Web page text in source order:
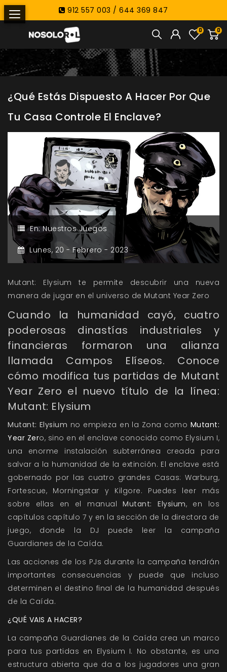
912 557 003 / 644 369 847
0
0
¿Qué Estás Dispuesto A Hacer Por Que
Tu Casa Controle El Enclave?
En:Nuestros Juegos
Lunes, 20 - Febrero - 2023
Mutant: Elysium te permite descubrir una nueva
manera de jugar en el universo de Mutant Year Zero
Cuando la humanidad cayó, cuatro
poderosas dinastías industriales y
financieras formaron una alianza
llamada Campos Elíseos. Conoce
cómo modifica tus partidas de Mutant
Year Zero el nuevo título de la línea:
Mutant: Elysium
Mutant: Elysium no empieza en la Zona como Mutant:
Year Zero, sino en el enclave conocido como Elysium I,
una enorme instalación subterránea creada para
salvar a la humanidad de la extinción. El enclave está
gobernado por las cuatro grandes Casas: Warburg,
Fortescue, Morningstar y Kilgore. Puedes leer más
sobre ellas en el manualMutant: Elysium, en los
capítulos capítulo 7 y en la sección de la directora de
juego, donde la DJ puede leer la campaña
Guardianes de la Caída.
Las acciones de los PJs durante la campaña tendrán
importantes consecuencias y puede que incluso
determinen el destino final de la humanidad después
de la Caída.
¿QUÉ VAIS A HACER?
La campaña Guardianes de la Caída crea un marco
para tus partidas en Elysium I. No obstante, es una
estructura abierta que da a los jugadores una gran